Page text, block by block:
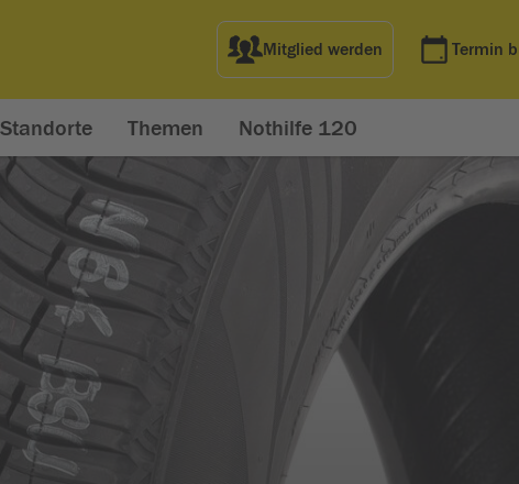
Mitglied werden Termin
Standorte Themen Nothilfe 120